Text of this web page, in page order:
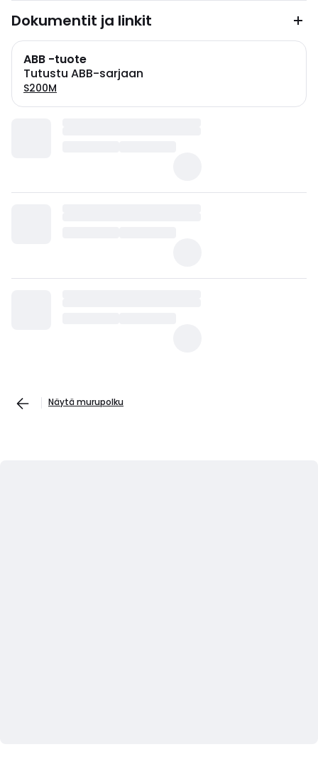
Dokumentit ja linkit
ABB -tuote
Tutustu ABB-sarjaan
S200M
Näytä murupolku